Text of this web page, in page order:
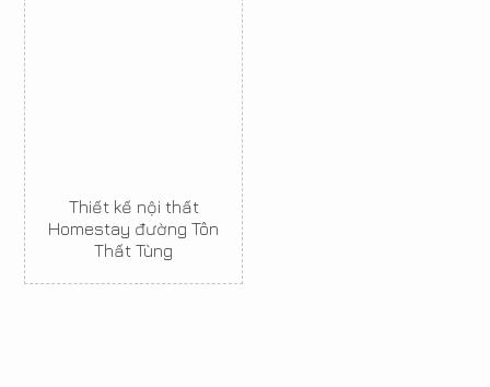
Thiết kế nội thất
Homestay đường Tôn
Thất Tùng